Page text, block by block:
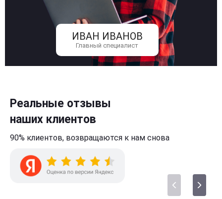
ИВАН ИВАНОВ
Главный специалист
Реальные отзывы
наших клиентов
90% клиентов, возвращаются к нам снова